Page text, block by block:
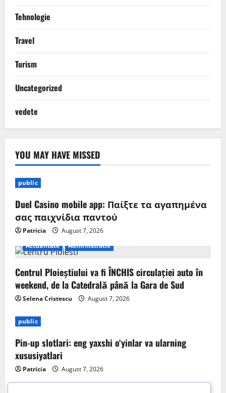
Tehnologie
Travel
Turism
Uncategorized
vedete
YOU MAY HAVE MISSED
public
Duel Casino mobile app: Παίξτε τα αγαπημένα
σας παιχνίδια παντού
Patricia
August 7, 2026
Actualitate
Administratie
Centrul Ploieștiului va fi ÎNCHIS circulației auto în
weekend, de la Catedrală până la Gara de Sud
Selena Cristescu August 7, 2026
public
Pin-up slotlari: eng yaxshi o‘yinlar va ularning
xususiyatlari
Patricia August 7, 2026